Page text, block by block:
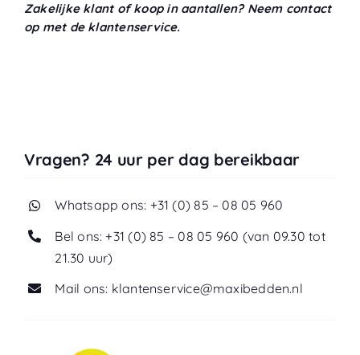
Zakelijke klant of koop in aantallen? Neem contact
op met de klantenservice.
Vragen? 24 uur per dag bereikbaar
Whatsapp ons: +31 (0) 85 – 08 05 960
Bel ons: +31 (0) 85 – 08 05 960 (van 09.30 tot
21.30 uur)
Mail ons: klantenservice@maxibedden.nl